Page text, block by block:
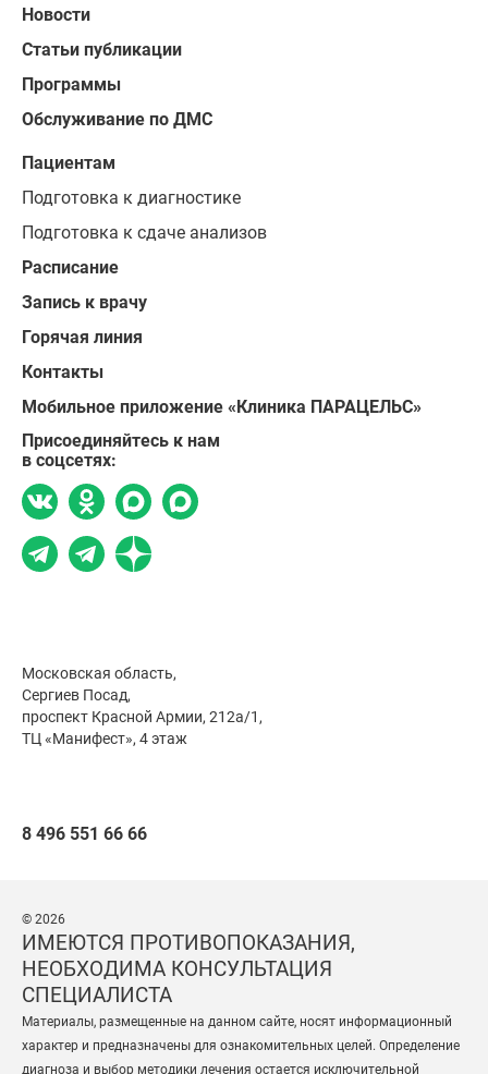
Новости
Статьи публикации
Программы
Обслуживание по ДМС
Пациентам
Подготовка к диагностике
Подготовка к сдаче анализов
Расписание
Запись к врачу
Горячая линия
Контакты
Мобильное приложение «Клиника ПАРАЦЕЛЬС»
Присоединяйтесь к нам
в соцсетях:
Московская область,
Сергиев Посад,
проспект Красной Армии, 212а/1,
ТЦ «Манифест», 4 этаж
8 496 551 66 66
© 2026
ИМЕЮТСЯ ПРОТИВОПОКАЗАНИЯ,
НЕОБХОДИМА КОНСУЛЬТАЦИЯ
СПЕЦИАЛИСТА
Материалы, размещенные на данном сайте, носят информационный
характер и предназначены для ознакомительных целей. Определение
диагноза и выбор методики лечения остается исключительной